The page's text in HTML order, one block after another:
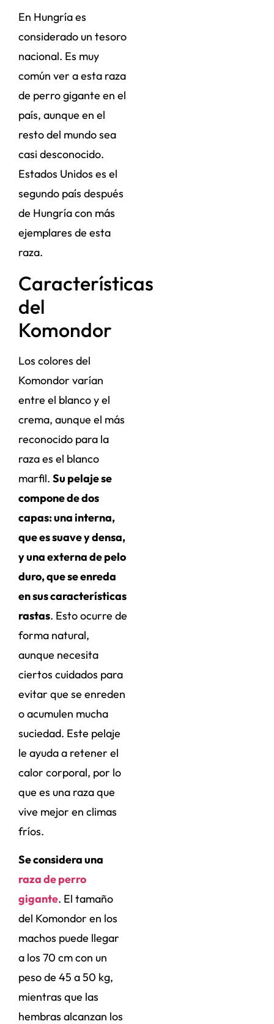
En Hungría es
considerado un tesoro
nacional. Es muy
común ver a esta raza
de perro gigante en el
país, aunque en el
resto del mundo sea
casi desconocido.
Estados Unidos es el
segundo país después
de Hungría con más
ejemplares de esta
raza.
Características
del
Komondor
Los colores del
Komondor varían
entre el blanco y el
crema, aunque el más
reconocido para la
raza es el blanco
marfil. Su pelaje se
compone de dos
capas: una interna,
que es suave y densa,
y una externa de pelo
duro, que se enreda
en sus características
rastas. Esto ocurre de
forma natural,
aunque necesita
ciertos cuidados para
evitar que se enreden
o acumulen mucha
suciedad. Este pelaje
le ayuda a retener el
calor corporal, por lo
que es una raza que
vive mejor en climas
fríos.
Se considera una
raza de perro
gigante. El tamaño
del Komondor en los
machos puede llegar
a los 70 cm con un
peso de 45 a 50 kg,
mientras que las
hembras alcanzan los